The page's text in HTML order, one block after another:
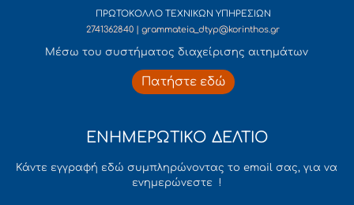
ΠΡΩΤΟΚΟΛΛΟ ΤΕΧΝΙΚΩΝ ΥΠΗΡΕΣΙΩΝ
2741362840 | grammateia_dtyp@korinthos.gr
Mέσω του συστήματος διαχείρισης αιτημάτων
Πατήστε εδώ
ΕΝΗΜΕΡΩΤΙΚΟ ΔΕΛΤΙΟ
Κάντε εγγραφή εδώ συμπληρώνοντας το email σας, για να
ενημερώνεστε !